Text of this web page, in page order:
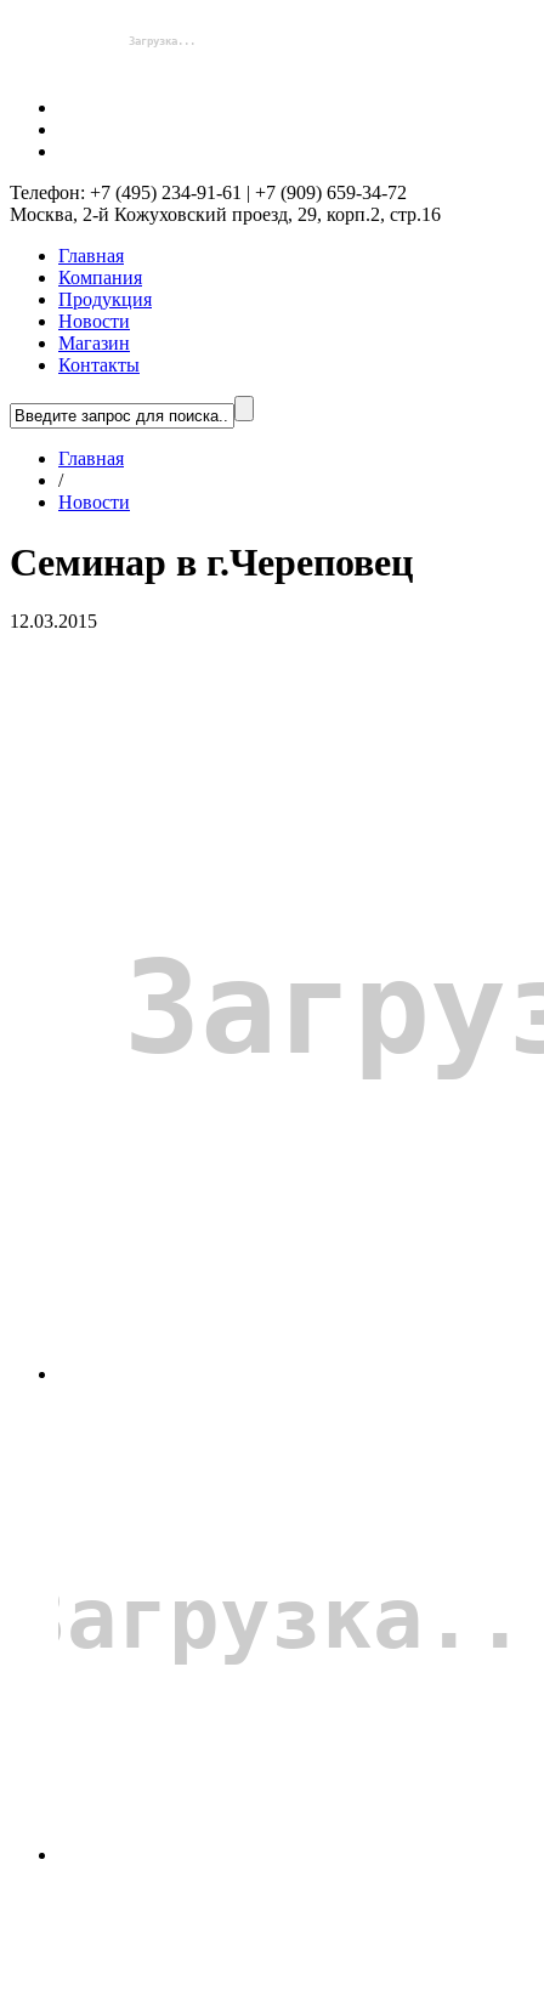
Телефон: +7 (495) 234-91-61 | +7 (909) 659-34-72
Москва, 2-й Кожуховский проезд, 29, корп.2, стр.16
Главная
Компания
Продукция
Новости
Магазин
Контакты
Главная
/
Новости
Семинар в г.Череповец
12.03.2015